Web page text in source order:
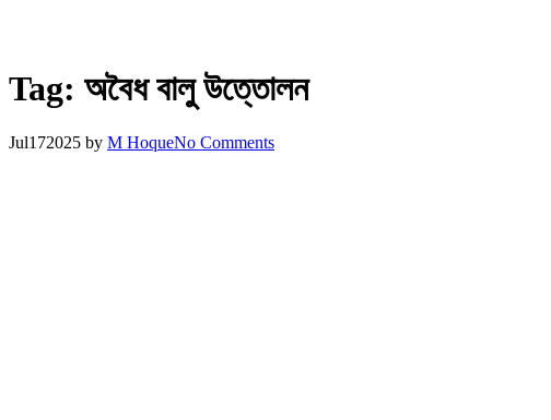
Tag: অবৈধ বালু উত্তোলন
Jul172025 by M HoqueNo Comments